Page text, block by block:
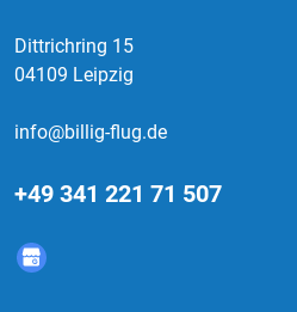
Dittrichring 15
04109 Leipzig
info@billig-flug.de
+49 341 221 71 507